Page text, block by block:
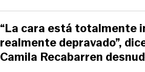
“La cara está totalmente
realmente depravado”,
Camila Recabarren